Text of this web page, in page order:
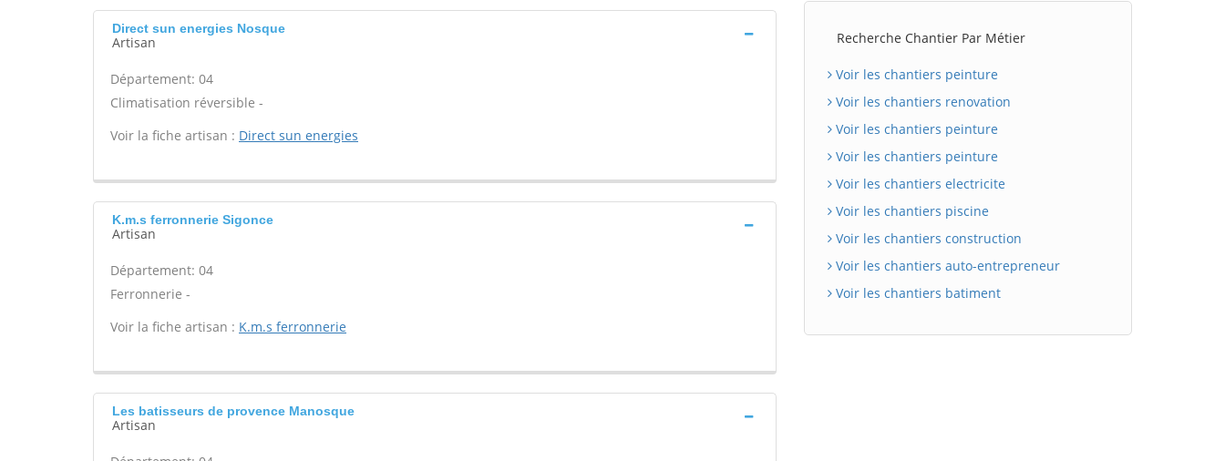
Direct sun energies Nosque
Artisan
Département: 04
Climatisation réversible -
Voir la fiche artisan : Direct sun energies
K.m.s ferronnerie Sigonce
Artisan
Département: 04
Ferronnerie -
Voir la fiche artisan : K.m.s ferronnerie
Les batisseurs de provence Manosque
Artisan
Recherche Chantier Par Métier
Voir les chantiers peinture
Voir les chantiers renovation
Voir les chantiers peinture
Voir les chantiers peinture
Voir les chantiers electricite
Voir les chantiers piscine
Voir les chantiers construction
Voir les chantiers auto-entrepreneur
Voir les chantiers batiment